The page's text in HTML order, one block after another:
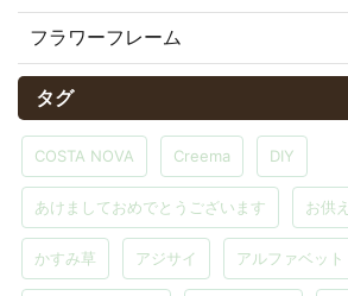
フラワーフレーム
タグ
COSTA NOVA Creema DIY
あけましておめでとうございます お供え
かすみ草 アジサイ アルファベット